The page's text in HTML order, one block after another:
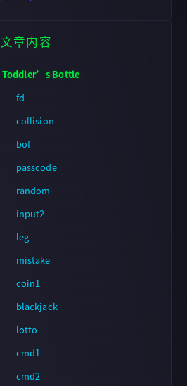
文章内容
Toddler’s Bottle
fd
collision
bof
passcode
random
input2
leg
mistake
coin1
blackjack
lotto
cmd1
cmd2